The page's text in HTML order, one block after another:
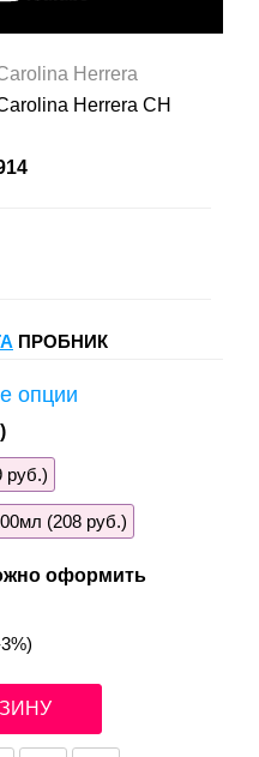
Herrera
Herrera CH
ПРОБНИК
опции
руб.)
(208 руб.)
оформить